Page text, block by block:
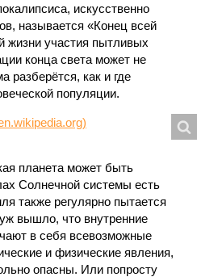
искусственно
называется «Конец всей
жизни участия пытливых
конца света может не
разберётся, как и где
популяции.
планета может быть
Солнечной системы есть
также регулярно пытается
вышло, что внутренние
в себя всевозможные
и физические явления,
опасны. Или попросту